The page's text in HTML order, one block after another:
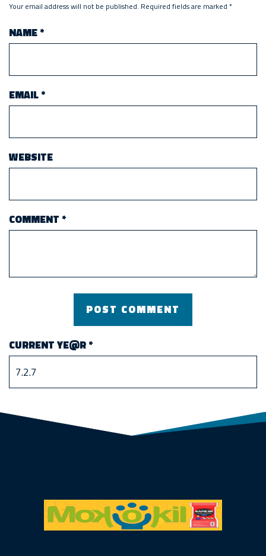
Your email address will not be published. Required fields are marked *
NAME*
EMAIL*
WEBSITE
COMMENT *
CURRENT YE@R*